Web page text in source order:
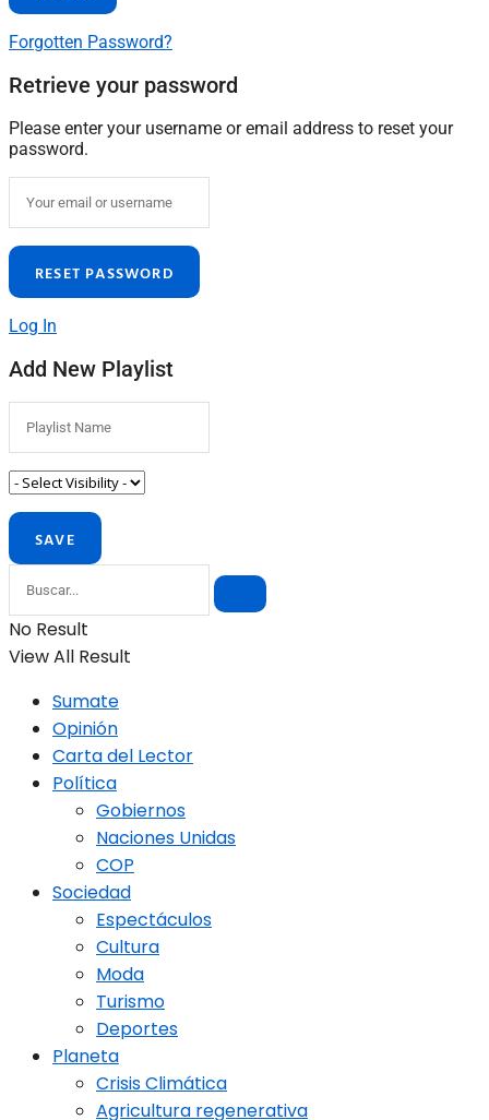
Forgotten Password?
Retrieve your password
Please enter your username or email address to reset your
password.
Log In
Add New Playlist
No Result
View All Result
Sumate
Opinión
Carta del Lector
Política
Gobiernos
Naciones Unidas
COP
Sociedad
Espectáculos
Cultura
Moda
Turismo
Deportes
Planeta
Crisis Climática
Agricultura regenerativa